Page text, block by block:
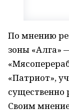
По мнению
зоны «Алга»
«Патриот»,
Своим